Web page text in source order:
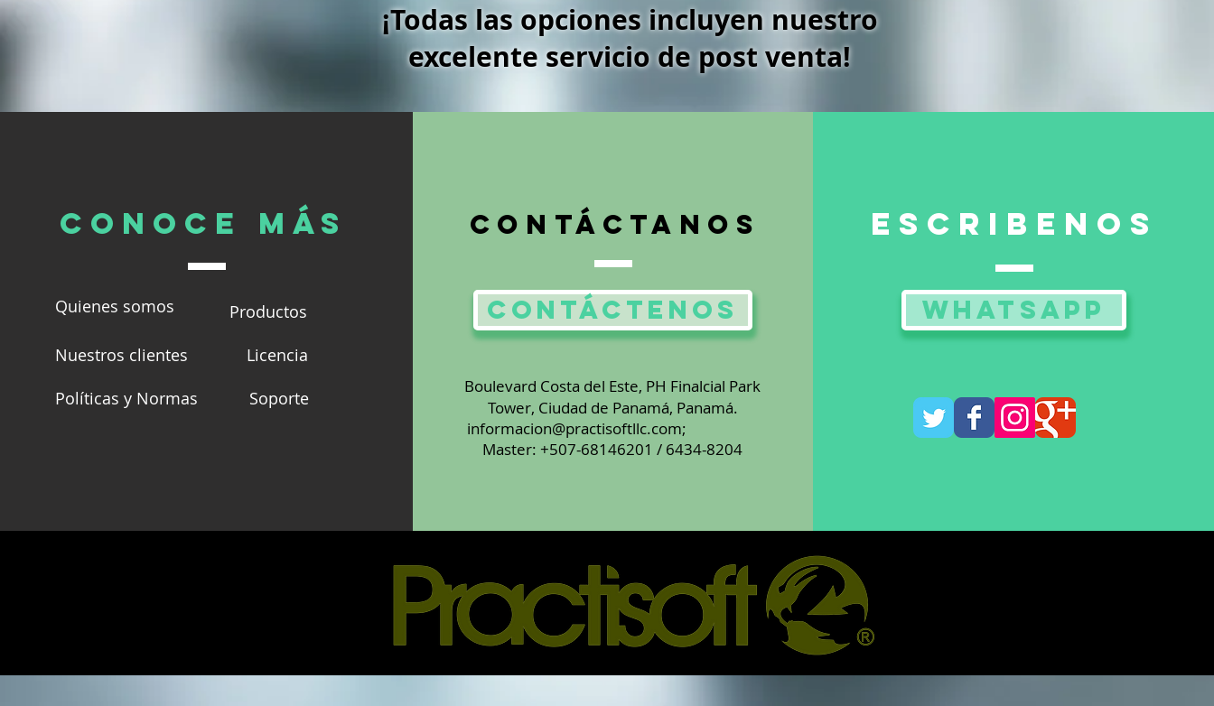
¡Todas las opciones incluyen nuestro
excelente servicio de post venta!
CONoce más
Quienes somos
Nuestros clientes
Políticas y Normas
Productos
Licencia
Soporte
contáctanos
CONTÁCTENOS
Boulevard Costa del Este, PH Finalcial Park
Tower, Ciudad de Panamá, Panamá.
informacion@practisoftllc.com;
Master: +507-68146201 / 6434-8204
escribenos
WHATSAPP